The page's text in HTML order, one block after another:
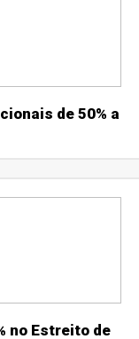
de 50% a
no Estreito de